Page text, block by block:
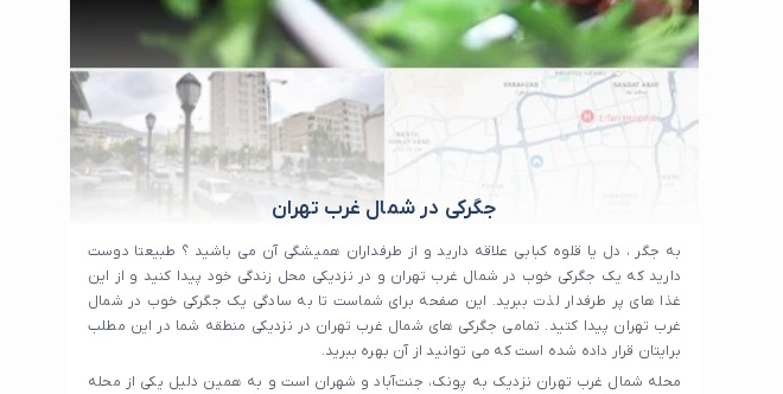
جگرکی در شمال غرب تهران
به جگر ، دل یا قلوه کبابی علاقه دارید و از طرفداران همیشگی آن می باشید ؟ طبیعتا دوست
دارید که یک جگرکی خوب در شمال غرب تهران و در نزدیکی محل زندگی خود پیدا کنید و از این
غذا های پر طرفدار لذت ببرید. این صفحه برای شماست تا به سادگی یک جگرکی خوب در شمال
غرب تهران پیدا کتید. تمامی جگرکی های شمال غرب تهران در نزدیکی منطقه شما در این مطلب
برایتان قرار داده شده است که می توانید از آن بهره ببرید.
محله شمال غرب تهران نزدیک به پونک، جنت‌آباد و شهران است و به همین دلیل یکی از محله